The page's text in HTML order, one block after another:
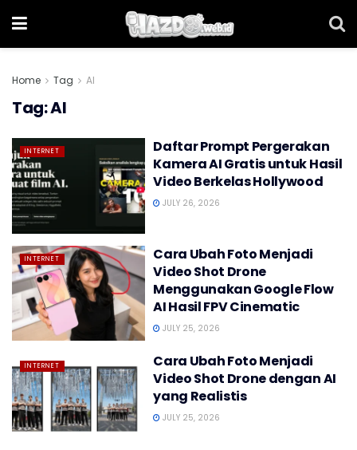
Home Tag AI
Tag:AI
INTERNET
Daftar Prompt Pergerakan
Kamera AI Gratis untuk Hasil
Video Berkelas Hollywood
JULY 26, 2026
INTERNET
Cara Ubah Foto Menjadi
Video Shot Drone
Menggunakan Google Flow
AI Hasil FPV Cinematic
JULY 25, 2026
INTERNET
Cara Ubah Foto Menjadi
Video Shot Drone dengan AI
yang Realistis
JULY 25, 2026